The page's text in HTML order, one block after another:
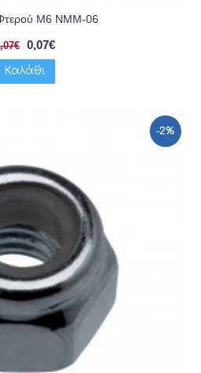
Μ6 NMM-06
0,07€
Καλάθι
-2%